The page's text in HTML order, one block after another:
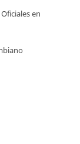
en